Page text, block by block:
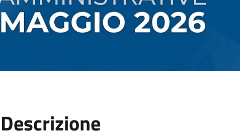
Descrizione